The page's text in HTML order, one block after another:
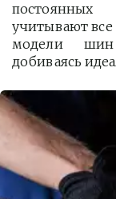
учитывают
модели шин
добиваясь